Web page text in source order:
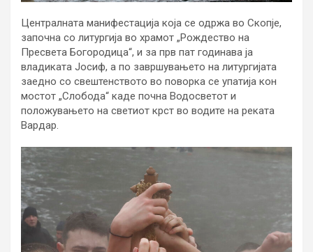
Централната манифестација која се одржа во Скопје,
започна со литургија во храмот „Рождество на
Пресвета Богородица“, и за прв пат годинава ја
владиката Јосиф, а по завршувањето на литургијата
заедно со свештенството во поворка се упатија кон
мостот „Слобода“ каде почна Водосветот и
положувањето на светиот крст во водите на реката
Вардар.